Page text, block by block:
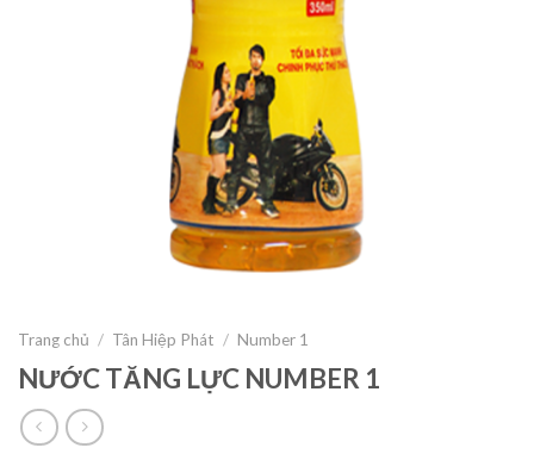
Trang chủ / Tân Hiệp Phát / Number 1
NƯỚC TĂNG LỰC NUMBER 1